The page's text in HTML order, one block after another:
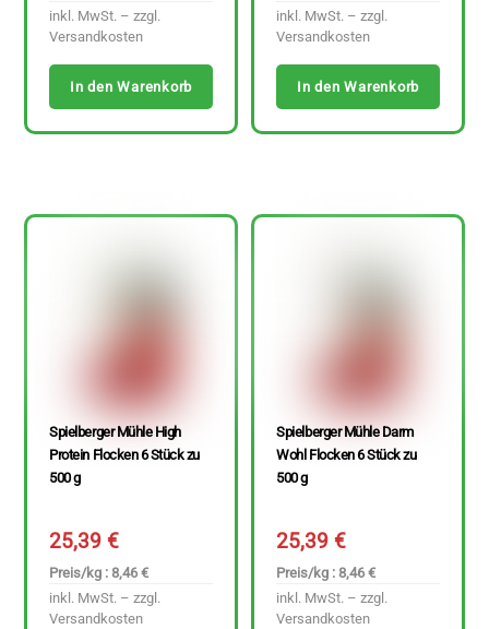
inkl. MwSt. – zzgl.
Versandkosten
In den Warenkorb
inkl. MwSt. – zzgl.
Versandkosten
In den Warenkorb
Spielberger Mühle High
Protein Flocken 6 Stück zu
500 g
25,39€
Preis/kg : 8,46 €
inkl. MwSt. – zzgl.
Versandkosten
Spielberger Mühle Darm
Wohl Flocken 6 Stück zu
500 g
25,39€
Preis/kg : 8,46 €
inkl. MwSt. – zzgl.
Versandkosten